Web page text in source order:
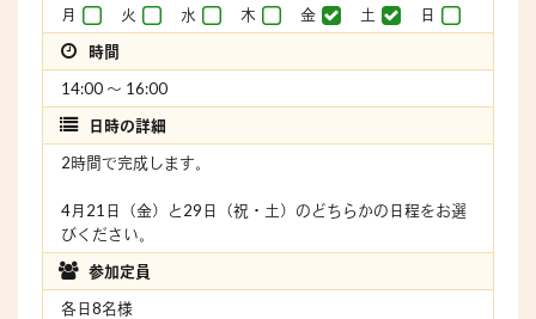
月
火 水 木 金 土
日
時間
14:00 〜 16:00
日時の詳細
2時間で完成します。
4月21日（金）と29日（祝・土）のどちらかの日程をお選
びください。
参加定員
各日8名様